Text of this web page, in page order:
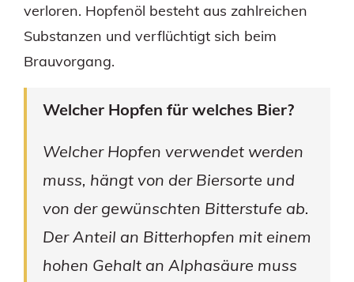
verloren. Hopfenöl besteht aus zahlreichen
Substanzen und verflüchtigt sich beim
Brauvorgang.
Welcher Hopfen für welches Bier?
Welcher Hopfen verwendet werden
muss, hängt von der Biersorte und
von der gewünschten Bitterstufe ab.
Der Anteil an Bitterhopfen mit einem
hohen Gehalt an Alphasäure muss